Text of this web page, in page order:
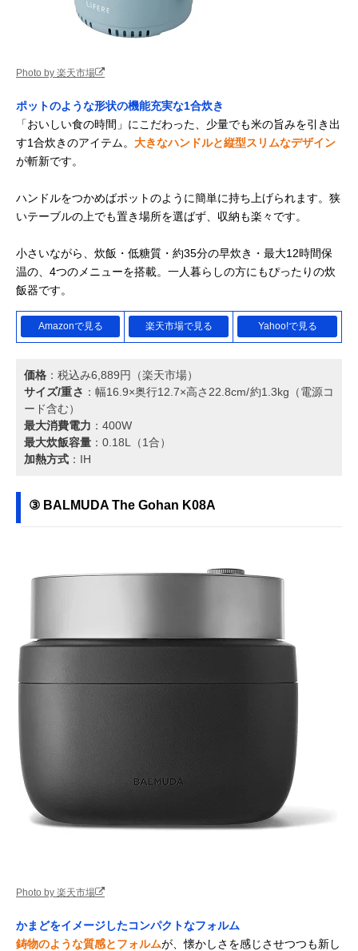
Amazonで見る
(ZOJIRUSHI) 圧力
IHタイプ RZ-
Y100HJ
するマットカラー
5.4kg
Photo by 楽天市場
ポットのような形状の機能充実な1合炊き
「おいしい食の時間」にこだわった、少量でも米の旨みを引き出
す1合炊きのアイテム。 大きなハンドルと縦型スリムなデザイン
が斬新です。
ハンドルをつかめばポットのように簡単に持ち上げられます。狭
いテーブルの上でも置き場所を選ばず、収納も楽々です。
小さいながら、炊飯・低糖質・約35分の早炊き・最大12時間保
温の、4つのメニューを搭載。一人暮らしの方にもぴったりの炊
飯器です。
Amazonで見る 楽天市場で見る Yahoo!で見る
価格 ：税込み6,889円（楽天市場）
サイズ/重さ ：幅16.9×奥行12.7×高さ22.8cm/約1.3kg（電源コ
ード含む）
最大消費電力 ：400W
最大炊飯容量 ：0.18L（1合）
加熱方式 ：IH
③ BALMUDA The Gohan K08A
Photo by 楽天市場
かまどをイメージしたコンパクトなフォルム
鋳物のような質感とフォルムが、懐かしさを感じさせつつも新し